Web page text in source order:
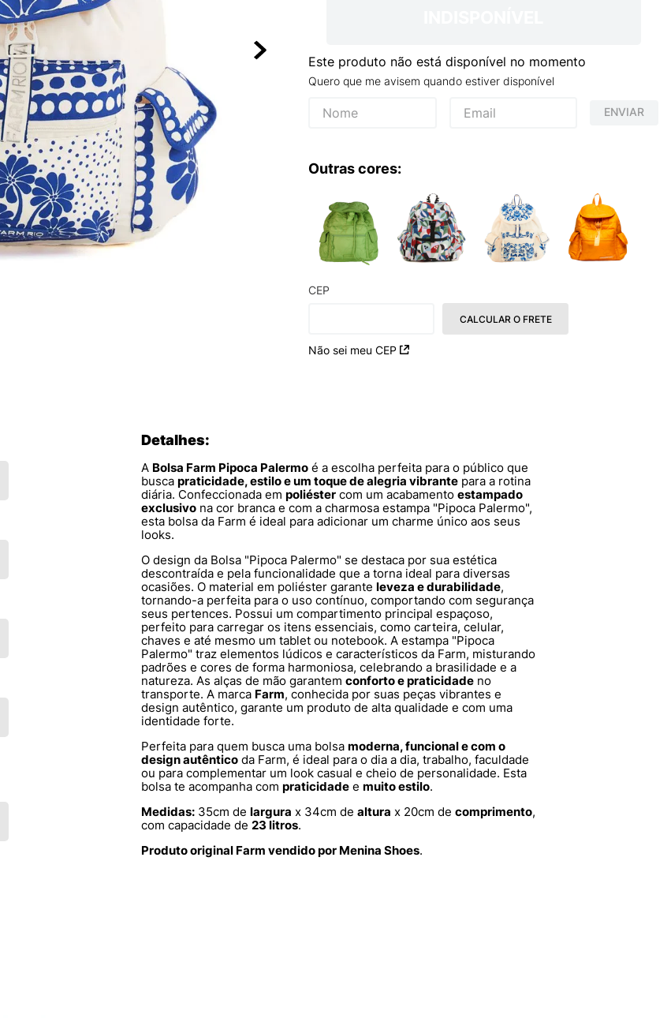
Este produto não está disponível no momento
Quero que me avisem quando estiver disponível
ENVIAR
Outras cores:
CEP
Não sei meu CEP
CALCULAR O FRETE
Detalhes:
A Bolsa Farm Pipoca Palermo é a escolha perfeita para o público que
busca praticidade, estilo e um toque de alegria vibrante para a rotina
diária. Confeccionada em poliéster com um acabamento estampado
exclusivo na cor branca e com a charmosa estampa "Pipoca Palermo",
esta bolsa da Farm é ideal para adicionar um charme único aos seus
looks.
O design da Bolsa "Pipoca Palermo" se destaca por sua estética
descontraída e pela funcionalidade que a torna ideal para diversas
ocasiões. O material em poliéster garante leveza e durabilidade,
tornando-a perfeita para o uso contínuo, comportando com segurança
seus pertences. Possui um compartimento principal espaçoso,
perfeito para carregar os itens essenciais, como carteira, celular,
chaves e até mesmo um tablet ou notebook. A estampa "Pipoca
Palermo" traz elementos lúdicos e característicos da Farm, misturando
padrões e cores de forma harmoniosa, celebrando a brasilidade e a
natureza. As alças de mão garantem conforto e praticidade no
transporte. A marca Farm, conhecida por suas peças vibrantes e
design autêntico, garante um produto de alta qualidade e com uma
identidade forte.
Perfeita para quem busca uma bolsa moderna, funcional e com o
design autêntico da Farm, é ideal para o dia a dia, trabalho, faculdade
ou para complementar um look casual e cheio de personalidade. Esta
bolsa te acompanha com praticidade e muito estilo.
Medidas: 35cm de largura x 34cm de altura x 20cm de comprimento,
com capacidade de 23 litros.
Produto original Farm vendido por Menina Shoes.